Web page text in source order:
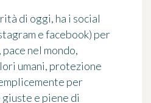
di oggi, ha i social
e facebook) per
nel mondo,
umani, protezione
per
e piene di